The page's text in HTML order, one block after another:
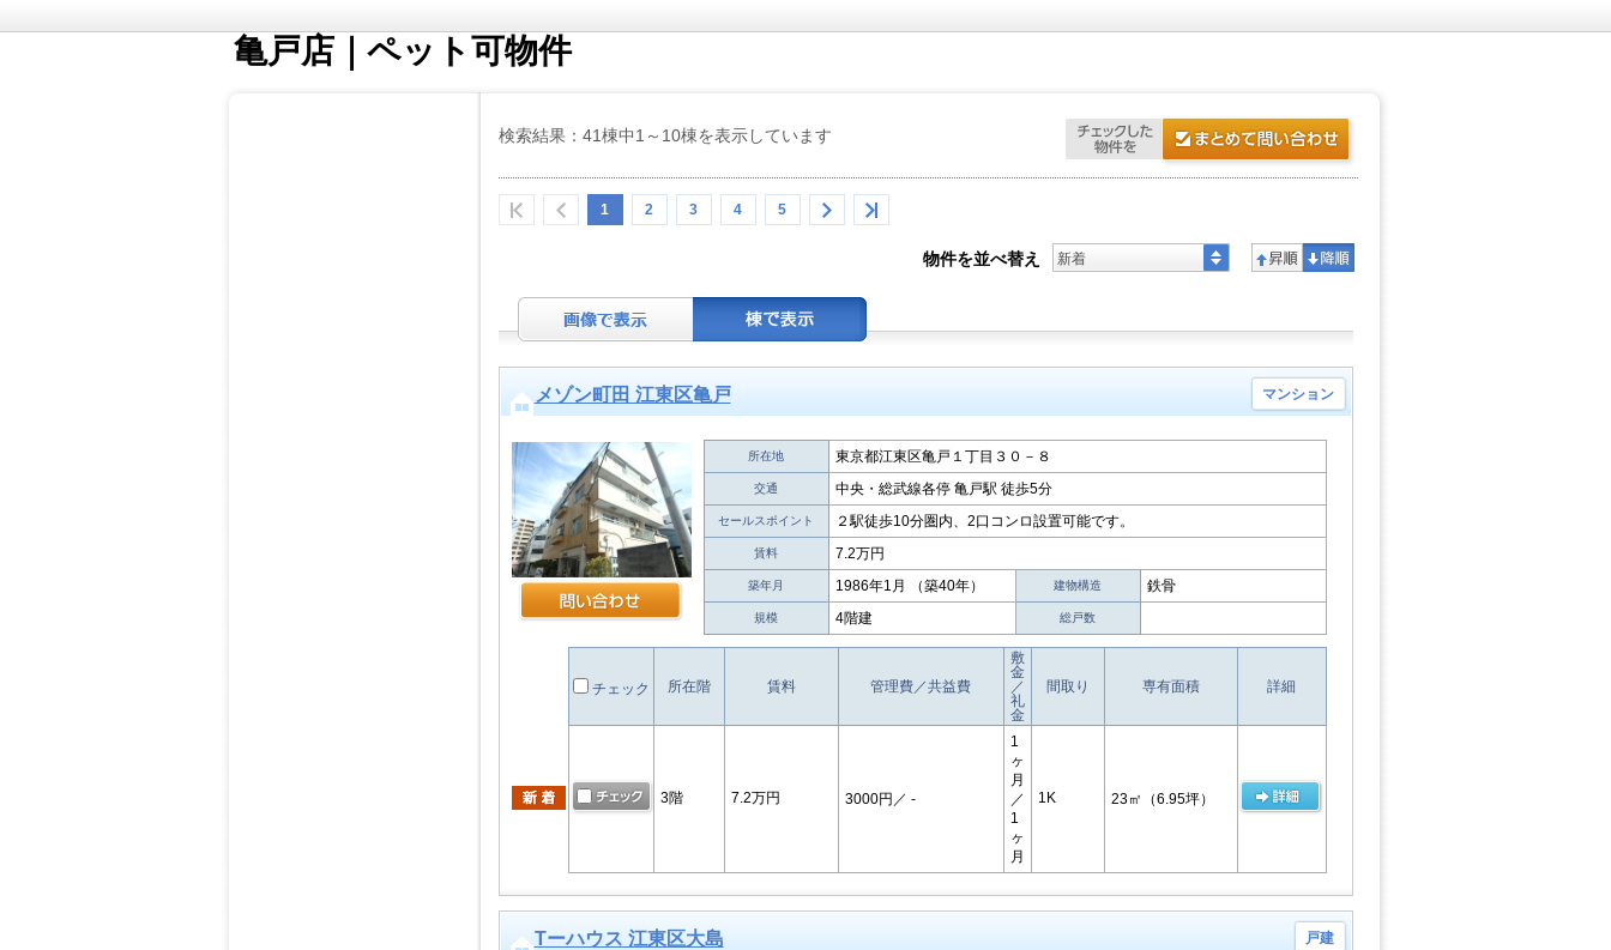
亀戸店｜ペット可物件
検索結果：41棟中1～10棟を表示しています
1 2 3 4 5
物件を並べ替え 新着
メゾン町田 江東区亀戸 マンション
所在地 東京都江東区亀戸１丁目３０－８
交通 中央・総武線各停 亀戸駅 徒歩5分
セールスポイント ２駅徒歩10分圏内、2口コンロ設置可能です。
賃料 7.2万円
築年月 1986年1月 （築40年） 建物構造 鉄骨
規模 4階建 総戸数
チェック 所在階 賃料 管理費／共益費
敷
金
／
礼
金
間取り 専有面積 詳細
3階 7.2万円 3000円 ／ -
1
ヶ
月
／
1
ヶ
月
1K 23㎡ （6.95坪）
Tーハウス 江東区大島 戸建